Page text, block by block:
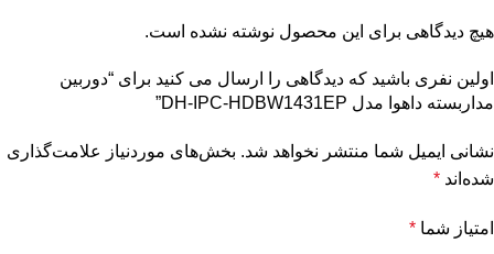
هیچ دیدگاهی برای این محصول نوشته نشده است.
اولین نفری باشید که دیدگاهی را ارسال می کنید برای “دوربین
مداربسته داهوا مدل DH-IPC-HDBW1431EP”
نشانی ایمیل شما منتشر نخواهد شد. بخش‌های موردنیاز علامت‌گذاری
شده‌اند *
امتیاز شما *